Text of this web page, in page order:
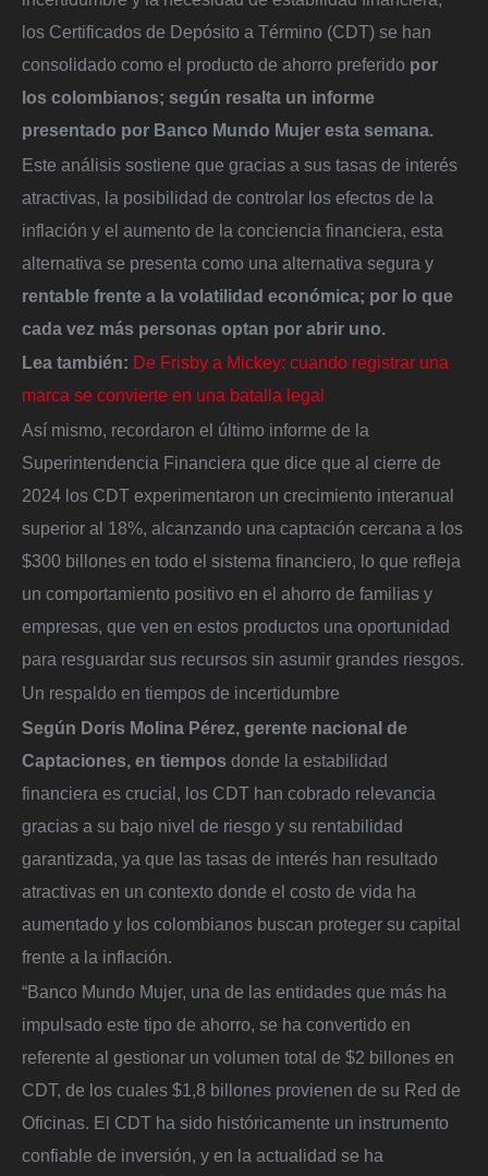
los Certificados de Depósito a Término (CDT) se han
consolidado como el producto de ahorro preferido por
los colombianos; según resalta un informe
presentado por Banco Mundo Mujer esta semana.
Este análisis sostiene que gracias a sus tasas de interés
atractivas, la posibilidad de controlar los efectos de la
inflación y el aumento de la conciencia financiera, esta
alternativa se presenta como una alternativa segura y
rentable frente a la volatilidad económica; por lo que
cada vez más personas optan por abrir uno.
Lea también: De Frisby a Mickey: cuando registrar una
marca se convierte en una batalla legal
Así mismo, recordaron el último informe de la
Superintendencia Financiera que dice que al cierre de
2024 los CDT experimentaron un crecimiento interanual
superior al 18%, alcanzando una captación cercana a los
$300 billones en todo el sistema financiero, lo que refleja
un comportamiento positivo en el ahorro de familias y
empresas, que ven en estos productos una oportunidad
para resguardar sus recursos sin asumir grandes riesgos.
Un respaldo en tiempos de incertidumbre
Según Doris Molina Pérez, gerente nacional de
Captaciones, en tiempos donde la estabilidad
financiera es crucial, los CDT han cobrado relevancia
gracias a su bajo nivel de riesgo y su rentabilidad
garantizada, ya que las tasas de interés han resultado
atractivas en un contexto donde el costo de vida ha
aumentado y los colombianos buscan proteger su capital
frente a la inflación.
“Banco Mundo Mujer, una de las entidades que más ha
impulsado este tipo de ahorro, se ha convertido en
referente al gestionar un volumen total de $2 billones en
CDT, de los cuales $1,8 billones provienen de su Red de
Oficinas. El CDT ha sido históricamente un instrumento
confiable de inversión, y en la actualidad se ha